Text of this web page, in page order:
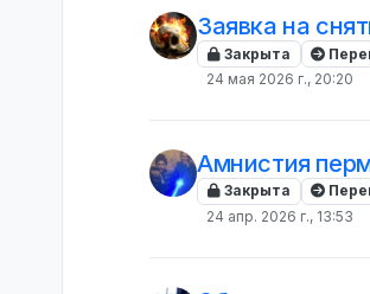
Заявка на
Закрыта
24 мая 2026 г., 20:20
Амнистия
Закрыта
24 апр. 2026 г., 13:53